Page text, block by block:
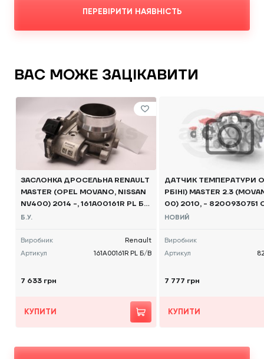
ПЕРЕВІРИТИ НАЯВНІСТЬ
ВАС МОЖЕ ЗАЦІКАВИТИ
ЗАСЛОНКА ДРОСЕЛЬНА RENAULT
MASTER (OPEL MOVANO, NISSAN
NV400) 2014 -, 161A00161R PL Б/
В
Б.У.
Виробник
Renault
Артикул
161A00161R PL Б/В
7 633 грн
КУПИТИ
ДАТЧИК ТЕМПЕРАТУРИ
РБІНІ) MASTER 2.3
00) 2010, - 8200930751
НОВИЙ
Виробник
Артикул
7 777 грн
КУПИТИ